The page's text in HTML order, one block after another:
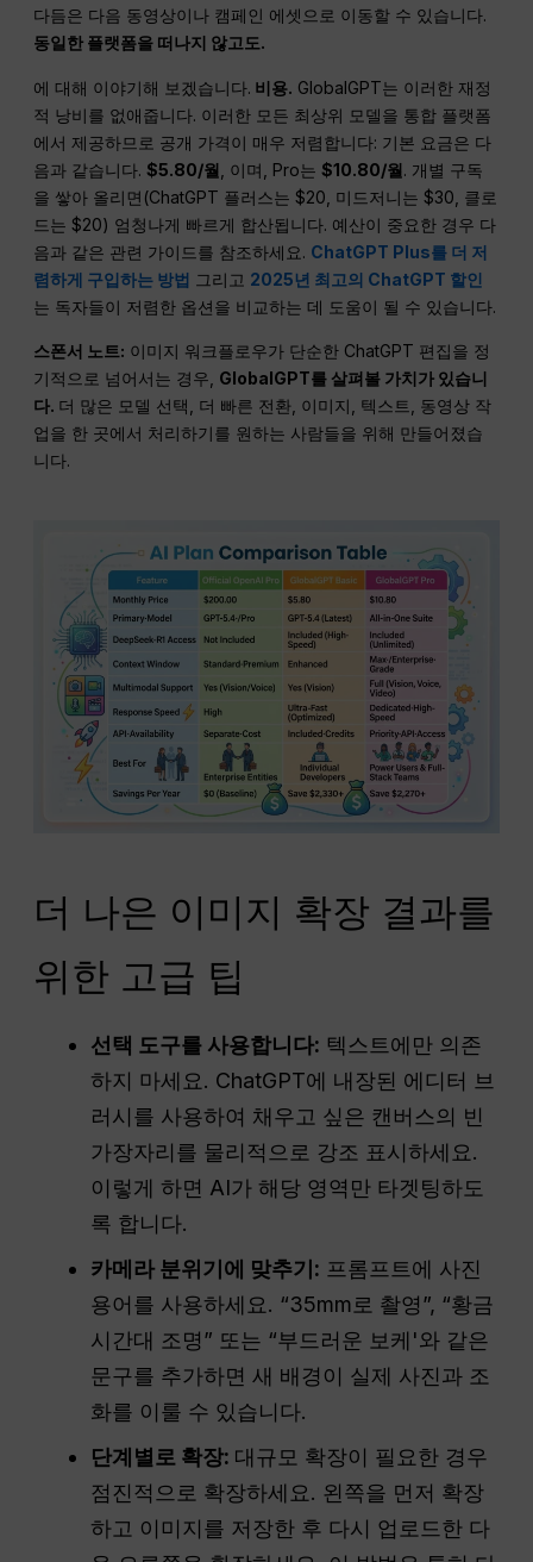
다듬은 다음 동영상이나 캠페인 에셋으로 이동할 수 있습니다.
동일한 플랫폼을 떠나지 않고도.
에 대해 이야기해 보겠습니다. 비용. GlobalGPT는 이러한 재정
적 낭비를 없애줍니다. 이러한 모든 최상위 모델을 통합 플랫폼
에서 제공하므로 공개 가격이 매우 저렴합니다: 기본 요금은 다
음과 같습니다.$5.80/월 , 이며, Pro는$10.80/월. 개별 구독
을 쌓아 올리면(ChatGPT 플러스는 $20, 미드저니는 $30, 클로
드는 $20) 엄청나게 빠르게 합산됩니다. 예산이 중요한 경우 다
음과 같은 관련 가이드를 참조하세요. ChatGPT Plus를 더 저
렴하게 구입하는 방법 그리고 2025년 최고의 ChatGPT 할인
는 독자들이 저렴한 옵션을 비교하는 데 도움이 될 수 있습니다.
스폰서 노트: 이미지 워크플로우가 단순한 ChatGPT 편집을 정
기적으로 넘어서는 경우, GlobalGPT를 살펴볼 가치가 있습니
다. 더 많은 모델 선택, 더 빠른 전환, 이미지, 텍스트, 동영상 작
업을 한 곳에서 처리하기를 원하는 사람들을 위해 만들어졌습
니다.
더 나은 이미지 확장 결과를
위한 고급 팁
선택 도구를 사용합니다: 텍스트에만 의존
하지 마세요. ChatGPT에 내장된 에디터 브
러시를 사용하여 채우고 싶은 캔버스의 빈
가장자리를 물리적으로 강조 표시하세요.
이렇게 하면 AI가 해당 영역만 타겟팅하도
록 합니다.
카메라 분위기에 맞추기: 프롬프트에 사진
용어를 사용하세요. “35mm로 촬영”, “황금
시간대 조명” 또는 “부드러운 보케'와 같은
문구를 추가하면 새 배경이 실제 사진과 조
화를 이룰 수 있습니다.
단계별로 확장: 대규모 확장이 필요한 경우
점진적으로 확장하세요. 왼쪽을 먼저 확장
하고 이미지를 저장한 후 다시 업로드한 다